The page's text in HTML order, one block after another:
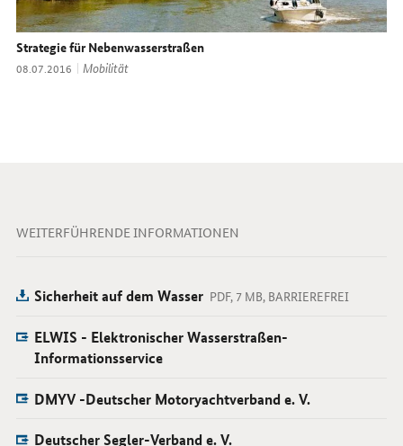
Strategie für Nebenwasserstraßen
Datum:
08.07.2016 Thema:
Mobilität
WEITERFÜHRENDE INFORMATIONEN
Sicherheit auf dem Wasser PDF, 7 MB, BARRIEREFREI
ELWIS - Elektronischer Wasserstraßen-
Informationsservice
DMYV -Deutscher Motoryachtverband e. V.
Deutscher Segler-Verband e. V.